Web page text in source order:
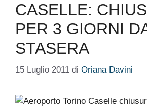
CASELLE:
PER 3 GIORNI
STASERA
15 Luglio 2011 di Oriana Davini